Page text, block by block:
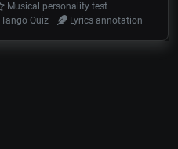
Musical personality test
Tango Quiz Lyrics annotation